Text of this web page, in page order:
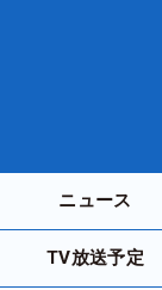
ニュース
TV放送予定